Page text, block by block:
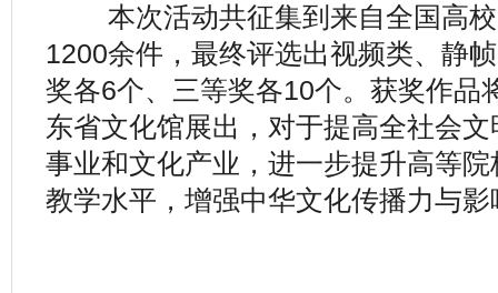
本次活动共征集到来自全国高校
1200余件，最终评选出视频类、静
奖各6个、三等奖各10个。获奖作品
东省文化馆展出，对于提高全社会
事业和文化产业，进一步提升高等
教学水平，增强中华文化传播力与